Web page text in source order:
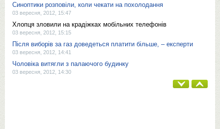
Синоптики розповіли, коли чекати на похолодання
03 вересня, 2012, 15:47
Хлопця зловили на крадіжках мобільних телефонів
03 вересня, 2012, 15:15
Після виборів за газ доведеться платити більше, – експерти
03 вересня, 2012, 14:41
Чоловіка витягли з палаючого будинку
03 вересня, 2012, 14:30